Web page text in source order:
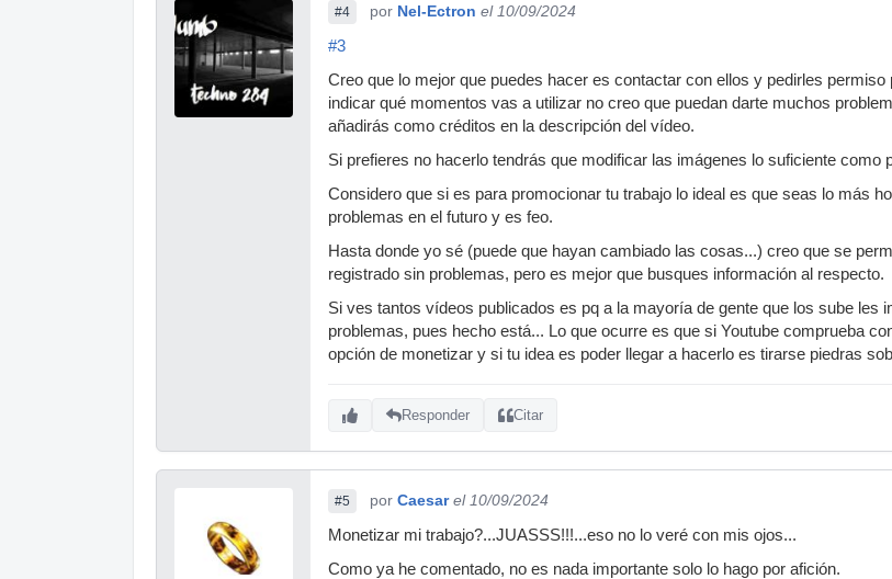
#4 por Nel-Ectron el 10/09/2024
#3
Creo que lo mejor que puedes hacer es contactar con ellos y pedirles
indicar qué momentos vas a utilizar no creo que puedan darte muchos
añadirás como créditos en la descripción del vídeo.
Si prefieres no hacerlo tendrás que modificar las imágenes lo suficiente como
Considero que si es para promocionar tu trabajo lo ideal es que seas lo más
problemas en el futuro y es feo.
Hasta donde yo sé (puede que hayan cambiado las cosas...) creo que se
registrado sin problemas, pero es mejor que busques información al respecto.
Si ves tantos vídeos publicados es pq a la mayoría de gente que los sube les
problemas, pues hecho está... Lo que ocurre es que si Youtube comprueba
opción de monetizar y si tu idea es poder llegar a hacerlo es tirarse piedras
Responder Citar
#5 por Caesar el 10/09/2024
Monetizar mi trabajo?...JUASSS!!!...eso no lo veré con mis ojos...
Como ya he comentado, no es nada importante solo lo hago por afición.